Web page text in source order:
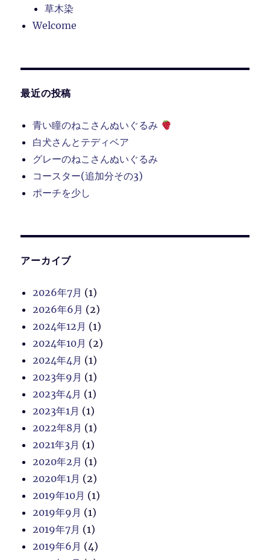
草木染
Welcome
最近の投稿
青い瞳のねこさんぬいぐるみ
白犬さんとテディベア
グレーのねこさんぬいぐるみ
コースター(追加分その3)
ポーチを少し
アーカイブ
2026年7月 (1)
2026年6月 (2)
2024年12月 (1)
2024年10月 (2)
2024年4月 (1)
2023年9月 (1)
2023年4月 (1)
2023年1月 (1)
2022年8月 (1)
2021年3月 (1)
2020年2月 (1)
2020年1月 (2)
2019年10月 (1)
2019年9月 (1)
2019年7月 (1)
2019年6月 (4)